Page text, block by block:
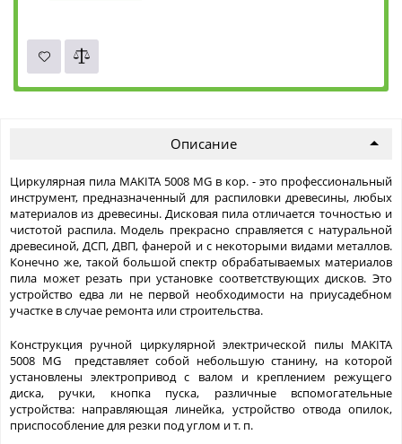
Описание
Циркулярная пила MAKITA 5008 MG в кор. - это профессиональный
инструмент, предназначенный для распиловки древесины, любых
материалов из древесины. Дисковая пила отличается точностью и
чистотой распила. Модель прекрасно справляется с натуральной
древесиной, ДСП, ДВП, фанерой и с некоторыми видами металлов.
Конечно же, такой большой спектр обрабатываемых материалов
пила может резать при установке соответствующих дисков. Это
устройство едва ли не первой необходимости на приусадебном
участке в случае ремонта или строительства.
Конструкция ручной циркулярной электрической пилы MAKITA
5008 MG представляет собой небольшую станину, на которой
установлены электропривод с валом и креплением режущего
диска, ручки, кнопка пуска, различные вспомогательные
устройства: направляющая линейка, устройство отвода опилок,
приспособление для резки под углом и т. п.